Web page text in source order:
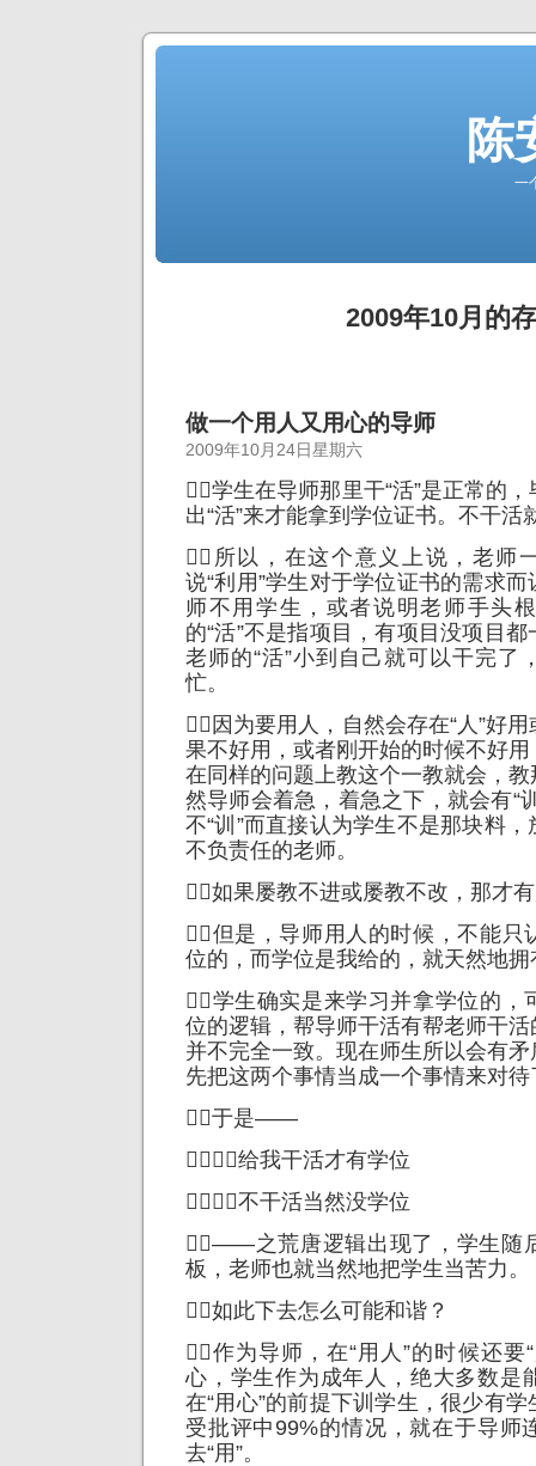
陈
一
2009年10月的
做一个用人又用心的导师
2009年10月24日星期六
学生在导师那里干“活”是正常的
出“活”来才能拿到学位证书。不干活
所以，在这个意义上说，老师
说“利用”学生对于学位证书的需求
师不用学生，或者说明老师手头
的“活”不是指项目，有项目没项目
老师的“活”小到自己就可以干完了
忙。
因为要用人，自然会存在“人”好
果不好用，或者刚开始的时候不好
在同样的问题上教这个一教就会，
然导师会着急，着急之下，就会有“
不“训”而直接认为学生不是那块料
不负责任的老师。
如果屡教不进或屡教不改，那才
但是，导师用人的时候，不能只
位的，而学位是我给的，就天然地拥
学生确实是来学习并拿学位的，
位的逻辑，帮导师干活有帮老师干
并不完全一致。现在师生所以会有
先把这两个事情当成一个事情来对待
于是——
给我干活才有学位
不干活当然没学位
——之荒唐逻辑出现了，学生随
板，老师也就当然地把学生当苦力。
如此下去怎么可能和谐？
作为导师，在“用人”的时候还要
心，学生作为成年人，绝大多数是
在“用心”的前提下训学生，很少有
受批评中99%的情况，就在于导师
去“用”。